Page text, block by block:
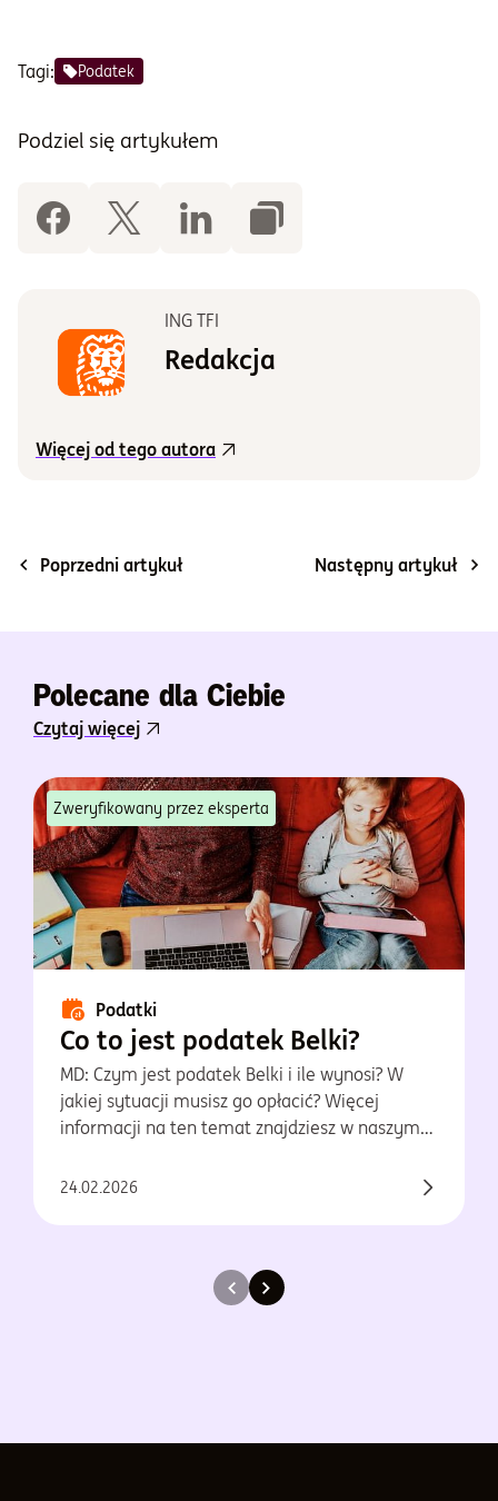
Tagi: Podatek
Podziel się artykułem
ING TFI
Redakcja
Więcej od tego autora
Poprzedni artykuł Następny artykuł
Polecane dla Ciebie
Czytaj więcej
Zweryfikowany przez eksperta
Podatki
Co to jest podatek Belki?
MD: Czym jest podatek Belki i ile wynosi? W
jakiej sytuacji musisz go opłacić? Więcej
informacji na ten temat znajdziesz w naszym
24.02.2026